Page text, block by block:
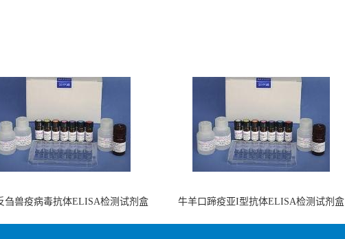
刍兽疫病毒抗体ELISA检测试剂盒
牛羊口蹄疫亚I型抗体ELISA检测试剂盒